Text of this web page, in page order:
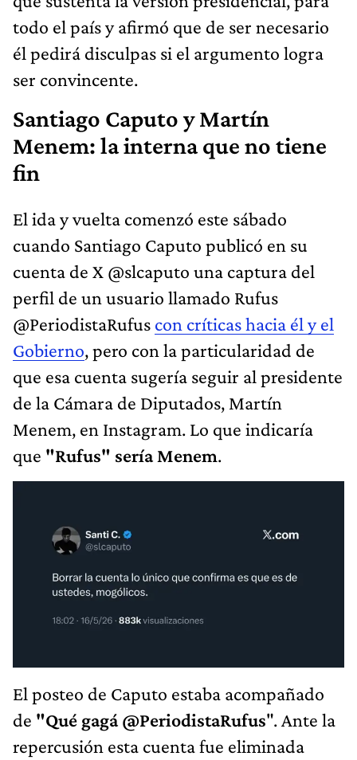
todo el país y afirmó que de ser necesario
él pedirá disculpas si el argumento logra
ser convincente.
Santiago Caputo y Martín
Menem: la interna que no tiene
fin
El ida y vuelta comenzó este sábado
cuando Santiago Caputo publicó en su
cuenta de X @slcaputo una captura del
perfil de un usuario llamado Rufus
@PeriodistaRufus con críticas hacia él y el
Gobierno, pero con la particularidad de
que esa cuenta sugería seguir al presidente
de la Cámara de Diputados, Martín
Menem, en Instagram. Lo que indicaría
que "Rufus" sería Menem.
El posteo de Caputo estaba acompañado
de "Qué gagá @PeriodistaRufus". Ante la
repercusión esta cuenta fue eliminada